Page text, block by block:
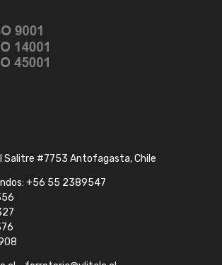
Salitre #7753 Antofagasta, Chile
+56 55 2389547